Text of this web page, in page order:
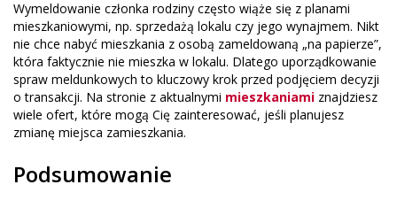
Wymeldowanie członka rodziny często wiąże się z planami
mieszkaniowymi, np. sprzedażą lokalu czy jego wynajmem. Nikt
nie chce nabyć mieszkania z osobą zameldowaną „na papierze”,
która faktycznie nie mieszka w lokalu. Dlatego uporządkowanie
spraw meldunkowych to kluczowy krok przed podjęciem decyzji
o transakcji. Na stronie z aktualnymi mieszkaniami znajdziesz
wiele ofert, które mogą Cię zainteresować, jeśli planujesz
zmianę miejsca zamieszkania.
Podsumowanie